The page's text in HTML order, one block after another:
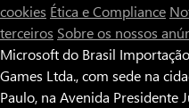
cookies Ética e Compliance
terceiros Sobre os nossos
Microsoft do Brasil
Games Ltda., com sede na
Paulo, na Avenida Presidente